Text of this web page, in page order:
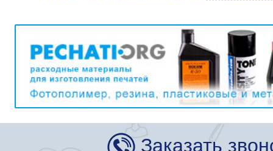
Заказать